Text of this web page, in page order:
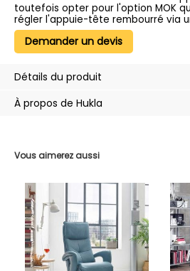
Vous aimerez aussi
toutefois opter pour l'option MOK
régler l'appuie-tête rembourré via
Demander un devis
Détails du produit
À propos de Hukla